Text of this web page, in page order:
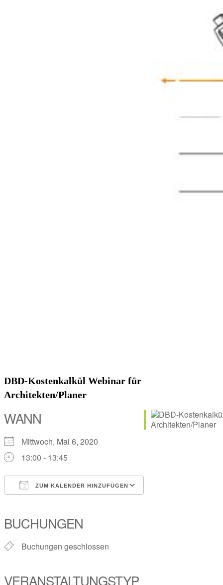
DBD-Kostenkalkül Webinar für
Architekten/Planer
WANN
Mittwoch, Mai 6, 2020
13:00 - 13:45
ZUM KALENDER HINZUFÜGEN
BUCHUNGEN
Buchungen geschlossen
VERANSTALTUNGSTYP